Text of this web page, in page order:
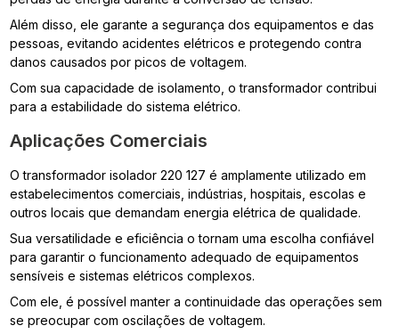
Além disso, ele garante a segurança dos equipamentos e das
pessoas, evitando acidentes elétricos e protegendo contra
danos causados por picos de voltagem.
Com sua capacidade de isolamento, o transformador contribui
para a estabilidade do sistema elétrico.
Aplicações Comerciais
O transformador isolador 220 127 é amplamente utilizado em
estabelecimentos comerciais, indústrias, hospitais, escolas e
outros locais que demandam energia elétrica de qualidade.
Sua versatilidade e eficiência o tornam uma escolha confiável
para garantir o funcionamento adequado de equipamentos
sensíveis e sistemas elétricos complexos.
Com ele, é possível manter a continuidade das operações sem
se preocupar com oscilações de voltagem.